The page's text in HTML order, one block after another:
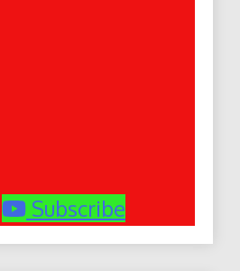
Subscribe